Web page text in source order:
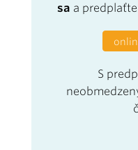
sa a
S